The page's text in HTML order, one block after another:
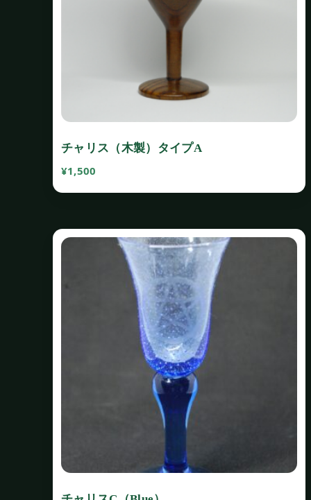
チャリス（木製）タイプA
¥1,500